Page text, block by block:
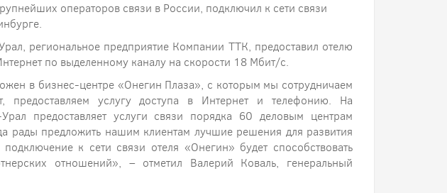
операторов связи в России, подключил к сети связи
региональное предприятие Компании ТТК, предоставил отелю
по выделенному каналу на скорости 18 Мбит/с.
в бизнес-центре «Онегин Плаза», с которым мы сотрудничаем
предоставляем услугу доступа в Интернет и телефонию. На
предоставляет услуги связи порядка 60 деловым центрам
рады предложить нашим клиентам лучшие решения для развития
к сети связи отеля «Онегин» будет способствовать
отношений», – отметил Валерий Коваль, генеральный